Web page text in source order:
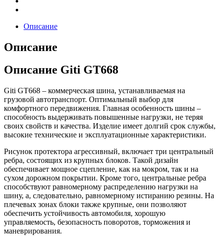
Описание
Описание
Описание Giti GT668
Giti GT668 – коммерческая шина, устанавливаемая на
грузовой автотранспорт. Оптимальный выбор для
комфортного передвижения. Главная особенность шины –
способность выдерживать повышенные нагрузки, не теряя
своих свойств и качества. Изделие имеет долгий срок службы,
высокие технические и эксплуатационные характеристики.
Рисунок протектора агрессивный, включает три центральный
ребра, состоящих из крупных блоков. Такой дизайн
обеспечивает мощное сцепление, как на мокром, так и на
сухом дорожном покрытии. Кроме того, центральные ребра
способствуют равномерному распределению нагрузки на
шину, а, следовательно, равномерному истиранию резины. На
плечевых зонах блоки также крупные, они позволяют
обеспечить устойчивость автомобиля, хорошую
управляемость, безопасность поворотов, торможения и
маневрирования.